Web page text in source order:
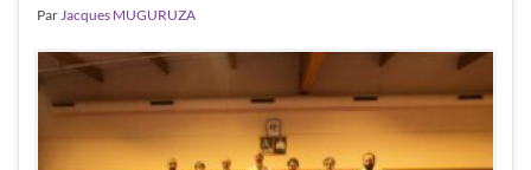
Par Jacques MUGURUZA